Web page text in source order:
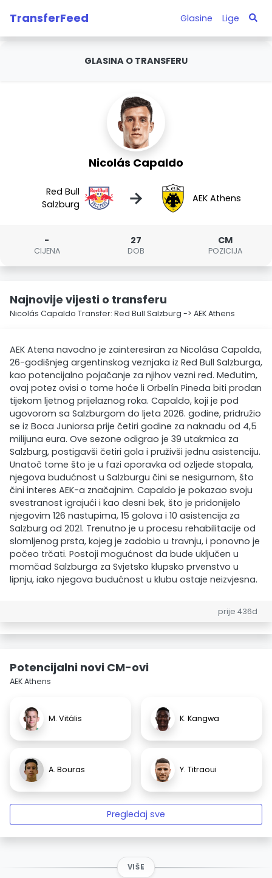
TransferFeed Glasine Lige
GLASINA O TRANSFERU
Nicolás Capaldo
Red Bull
Salzburg
→ AEK Athens
-
CIJENA
27
DOB
CM
POZICIJA
Najnovije vijesti o transferu
Nicolás Capaldo Transfer: Red Bull Salzburg -> AEK Athens
AEK Atena navodno je zainteresiran za Nicolása Capalda,
26-godišnjeg argentinskog veznjaka iz Red Bull Salzburga,
kao potencijalno pojačanje za njihov vezni red. Međutim,
ovaj potez ovisi o tome hoće li Orbelín Pineda biti prodan
tijekom ljetnog prijelaznog roka. Capaldo, koji je pod
ugovorom sa Salzburgom do ljeta 2026. godine, pridružio
se iz Boca Juniorsa prije četiri godine za naknadu od 4,5
milijuna eura. Ove sezone odigrao je 39 utakmica za
Salzburg, postigavši četiri gola i pruživši jednu asistenciju.
Unatoč tome što je u fazi oporavka od ozljede stopala,
njegova budućnost u Salzburgu čini se nesigurnom, što
čini interes AEK-a značajnim. Capaldo je pokazao svoju
svestranost igrajući i kao desni bek, što je pridonijelo
njegovim 126 nastupima, 15 golova i 10 asistencija za
Salzburg od 2021. Trenutno je u procesu rehabilitacije od
slomljenog prsta, kojeg je zadobio u travnju, i ponovno je
počeo trčati. Postoji mogućnost da bude uključen u
momčad Salzburga za Svjetsko klupsko prvenstvo u
lipnju, iako njegova budućnost u klubu ostaje neizvjesna.
prije 436d
Potencijalni novi CM-ovi
AEK Athens
M. Vitális K. Kangwa
A. Bouras Y. Titraoui
Pregledaj sve
VIŠE